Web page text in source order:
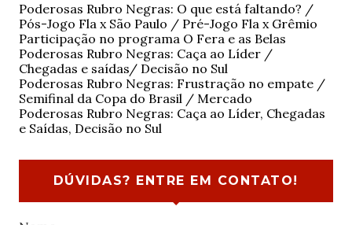
Poderosas Rubro Negras: O que está faltando? /
Pós-Jogo Fla x São Paulo / Pré-Jogo Fla x Grêmio
Participação no programa O Fera e as Belas
Poderosas Rubro Negras: Caça ao Líder /
Chegadas e saídas/ Decisão no Sul
Poderosas Rubro Negras: Frustração no empate /
Semifinal da Copa do Brasil / Mercado
Poderosas Rubro Negras: Caça ao Líder, Chegadas
e Saídas, Decisão no Sul
DÚVIDAS? ENTRE EM CONTATO!